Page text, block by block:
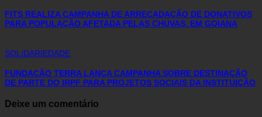
FITS REALIZA CAMPANHA DE ARRECADAÇÃO DE DONATIVOS
PARA POPULAÇÃO AFETADA PELAS CHUVAS, EM GOIANA
SOLIDARIEDADE
FUNDAÇÃO TERRA LANÇA CAMPANHA SOBRE DESTINAÇÃO
DE PARTE DO IRPF PARA PROJETOS SOCIAIS DA INSTITUIÇÃO
Deixe um comentário